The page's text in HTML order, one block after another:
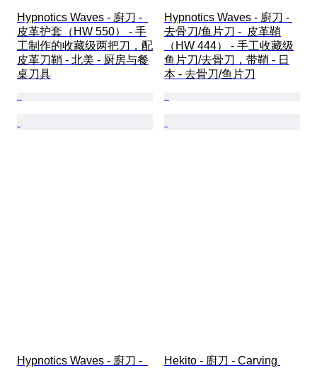
Hypnotics Waves - 廚刀 -
皮革护套（HW 550） - 手
工制作的收藏级两把刀，配
皮革刀鞘 - 北美 - 厨房与餐
桌刀具
Hypnotics Waves - 廚刀 -
去骨刀/鱼片刀 -  皮革鞘
（HW 444） - 手工收藏级
鱼片刀/去骨刀，带鞘 - 日
本 - 去骨刀/鱼片刀
Hypnotics Waves - 廚刀 -
Hekito - 廚刀 - Carving